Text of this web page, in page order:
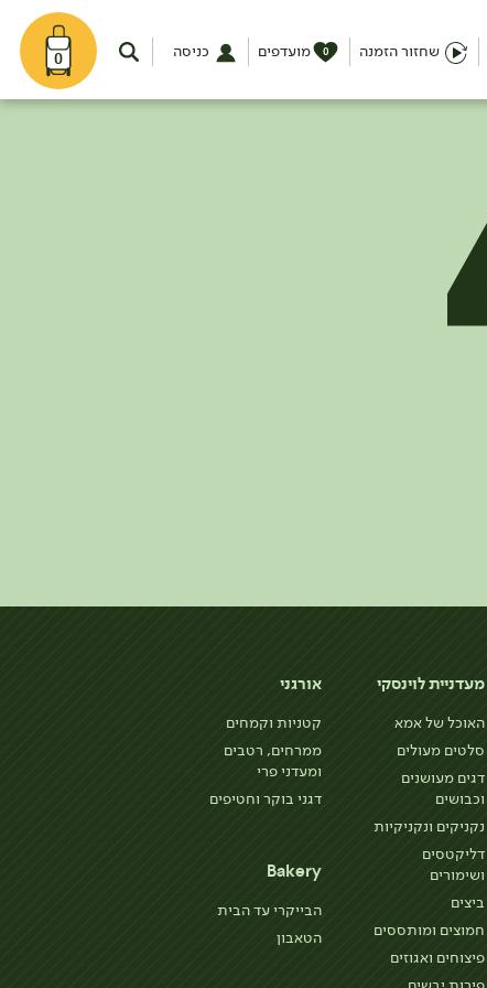
0 שחזור הזמנה מועדפים 0 כניסה
מעדניית לוינסקי
האוכל של אמא
סלטים מעולים
דגים מעושנים
וכבושים
נקניקים ונקניקיות
דליקטסים
ושימורים
ביצים
חמוצים ומותססים
פיצוחים ואגוזים
אורגני
קטניות וקמחים
ממרחים, רטבים
ומעדני פרי
דגני בוקר וחטיפים
Bakery
הבייקרי עד הבית
הטאבון